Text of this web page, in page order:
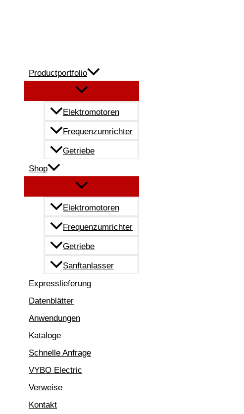
Productportfolio
Elektromotoren
Frequenzumrichter
Getriebe
Shop
Elektromotoren
Frequenzumrichter
Getriebe
Sanftanlasser
Expresslieferung
Datenblätter
Anwendungen
Kataloge
Schnelle Anfrage
VYBO Electric
Verweise
Kontakt